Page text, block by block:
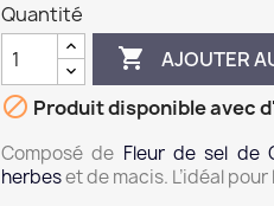
Quantité
 AJOUTER
 Produit disponible avec
Composé de Fleur de sel de
herbeset de macis. L’idéal